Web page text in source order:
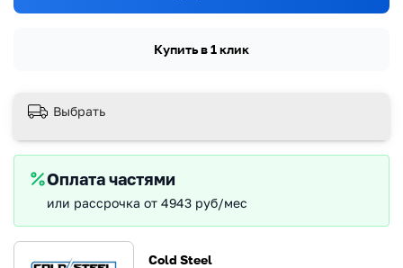
Cold Steel
Купить в 1 клик
Выбрать
Оплата частями
или рассрочка от 4943 руб/мес